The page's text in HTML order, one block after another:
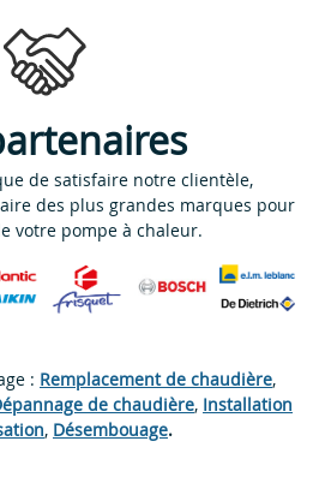
de satisfaire notre clientèle,
des plus grandes marques pour
votre pompe à chaleur.
: Remplacement de chaudière,
de chaudière, Installation
, Désembouage.